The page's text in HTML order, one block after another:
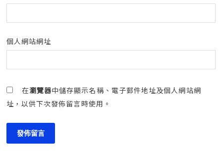
個人網站網址
在瀏覽器中儲存顯示名稱、電子郵件地址及個人網站網
址，以供下次發佈留言時使用。